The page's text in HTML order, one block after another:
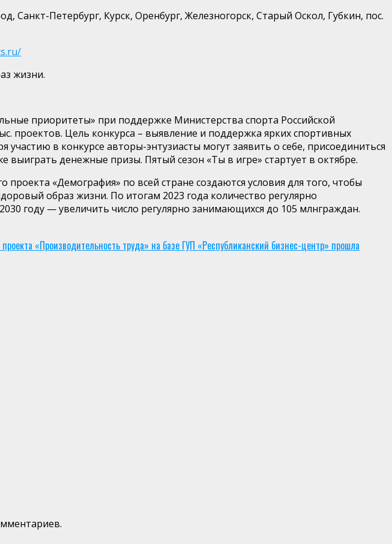
Санкт-Петербург, Курск, Оренбург, Железногорск, Старый Оскол, Губкин, пос.
жизни.
приоритеты» при поддержке Министерства спорта Российской
проектов. Цель конкурса – выявление и поддержка ярких спортивных
в конкурсе авторы-энтузиасты могут заявить о себе, присоединиться
денежные призы. Пятый сезон «Ты в игре» стартует в октябре.
проекта «Демография» по всей стране создаются условия для того, чтобы
образ жизни. По итогам 2023 года количество регулярно
году — увеличить число регулярно занимающихся до 105 млнграждан.
«Производительность труда» на базе ГУП «Республиканский бизнес-центр» прошла